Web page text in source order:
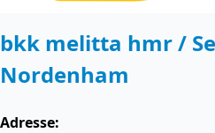
bkk melitta hmr /
Nordenham
Adresse: